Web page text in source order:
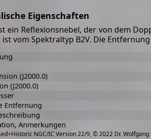
Eigenschaften
ein Reflexionsnebel, der von dem
vom Spektraltyp B2V. Die
NGC/IC Version 22/9, © 2022 Dr. Wolfgang
(J2000.0)
(J2000.0)
Entfernung
Anmerkungen